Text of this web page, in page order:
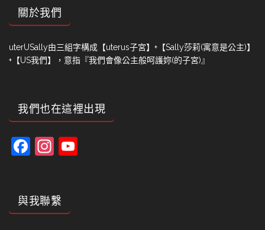
關於我們
uterUSally由三組字構成【uterus子宮】+【Sally莎莉(寓意是公主)】
+【US我們】，意指『我們會像公主般呵護妳(的子宮)』
我們也在這裡出現
Facebook
Instagram
與我聯繫